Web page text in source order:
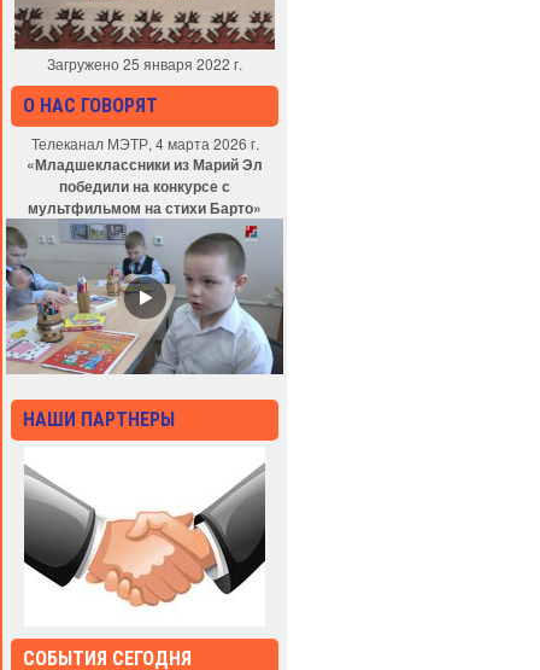
Загружено 25 января 2022 г.
О НАС ГОВОРЯТ
Телеканал МЭТР, 4 марта 2026 г.
«Младшеклассники из Марий Эл
победили на конкурсе с
мультфильмом на стихи Барто»
НАШИ ПАРТНЕРЫ
СОБЫТИЯ СЕГОДНЯ